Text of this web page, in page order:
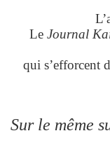
Le Journal
qui s’efforcent
Sur le même